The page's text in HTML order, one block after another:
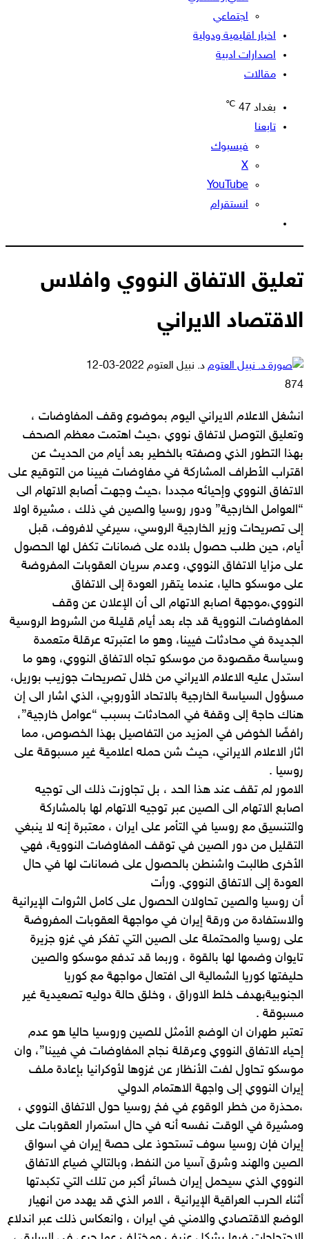
اجتماعي
اخبار اقليمية ودولية
اصدارات ادبية
مقالات
بغداد 47
℃
تابعنا
فيسبوك
‫X
‫YouTube
انستقرام
المظلم
تعليق الاتفاق النووي وافلاس
الاقتصاد الايراني
د. نبيل العتوم أرسل
2022-03-12
874
انشغل الاعلام الايراني اليوم بموضوع وقف المفاوضات ،
وتعليق التوصل لاتفاق نووي ،حيث اهتمت معظم الصحف
بهذا التطور الذي وصفته بالخطير بعد أيام من الحديث عن
اقتراب الأطراف المشاركة في مفاوضات فيينا من التوقيع على
الاتفاق النووي وإحيائه مجددا ،حيث وجهت أصابع الاتهام الى
“العوامل الخارجية” ودور روسيا والصين في ذلك ، مشيرة اولا
إلى تصريحات وزير الخارجية الروسي، سيرغي لافروف، قبل
أيام، حين طلب حصول بلاده على ضمانات تكفل لها الحصول
على مزايا الاتفاق النووي، وعدم سريان العقوبات المفروضة
على موسكو حاليا، عندما يتقرر العودة إلى الاتفاق
النووي،موجهة اصابع الاتهام الى أن الإعلان عن وقف
المفاوضات النووية قد جاء بعد أيام قليلة من الشروط الروسية
الجديدة في محادثات فيينا، وهو ما اعتبرته عرقلة متعمدة
وسياسة مقصودة من موسكو تجاه الاتفاق النووي، وهو ما
استدل عليه الاعلام الايراني من خلال تصريحات جوزيب بوريل،
مسؤول السياسة الخارجية بالاتحاد الأوروبي، الذي اشار الى إن
هناك حاجة إلى وقفة في المحادثات بسبب “عوامل خارجية”،
رافضًا الخوض في المزيد من التفاصيل بهذا الخصوص، مما
اثار الاعلام الايراني، حيث شن حمله اعلامية غير مسبوقة على
روسيا .
الامور لم تقف عند هذا الحد ، بل تجاوزت ذلك الى توجيه
اصابع الاتهام الى الصين عبر توجيه الاتهام لها بالمشاركة
والتنسيق مع روسيا في التأمر على ايران ، معتبرة إنه لا ينبغي
التقليل من دور الصين في توقف المفاوضات النووية، فهي
الأخرى طالبت واشنطن بالحصول على ضمانات لها في حال
العودة إلى الاتفاق النووي. ورأت
أن روسيا والصين تحاولان الحصول على كامل الثروات الإيرانية
والاستفادة من ورقة إيران في مواجهة العقوبات المفروضة
على روسيا والمحتملة على الصين التي تفكر في غزو جزيرة
تايوان وضمها لها بالقوة ، وربما قد تدفع موسكو والصين
حليفتها كوريا الشمالية الى افتعال مواجهة مع كوريا
الجنوبيةبهدف خلط الاوراق ، وخلق حالة دوليه تصعيدية غير
مسبوقة .
تعتبر طهران ان الوضع الأمثل للصين وروسيا حاليا هو عدم
إحياء الاتفاق النووي وعرقلة نجاح المفاوضات في فيينا”، وان
موسكو تحاول لفت الأنظار عن غزوها لأوكرانيا بإعادة ملف
إيران النووي إلى واجهة الاهتمام الدولي
،محذرة من خطر الوقوع في فخ روسيا حول الاتفاق النووي ،
ومشيرة في الوقت نفسه أنه في حال استمرار العقوبات على
إيران فإن روسيا سوف تستحوذ على حصة إيران في اسواق
الصين والهند وشرق آسيا من النفط، وبالتالي ضياع الاتفاق
النووي الذي سيحمل إيران خسائر أكبر من تلك التي تكبدتها
أثناء الحرب العراقية الإيرانية ، الامر الذي قد يهدد من انهيار
الوضع الاقتصادي والامني في ايران ، وانعكاس ذلك عبر اندلاع